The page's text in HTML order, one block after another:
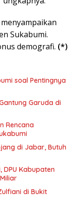
Sukabumi.
demografi. (*)
soal Pentingnya
Garuda di
Rencana
di Jabar, Butuh
DPU Kabupaten
di Bukit